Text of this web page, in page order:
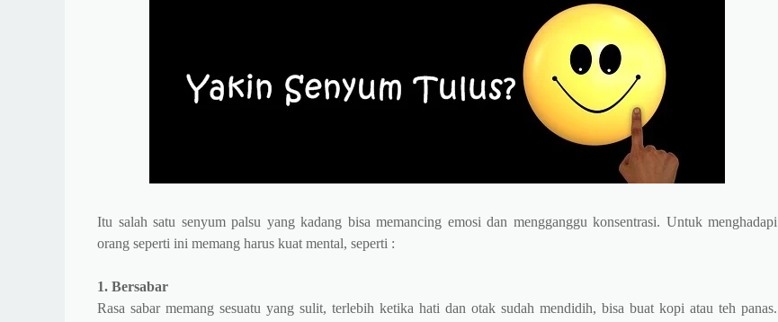
Itu salah satu senyum palsu yang kadang bisa memancing emosi dan mengganggu konsentrasi. Untuk menghadapi
orang seperti ini memang harus kuat mental, seperti :
1. Bersabar
Rasa sabar memang sesuatu yang sulit, terlebih ketika hati dan otak sudah mendidih, bisa buat kopi atau teh panas.